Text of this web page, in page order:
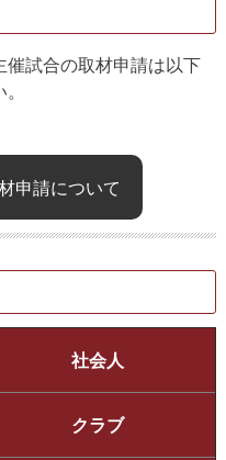
試合の取材申請は以下
申請について
社会人
クラブ